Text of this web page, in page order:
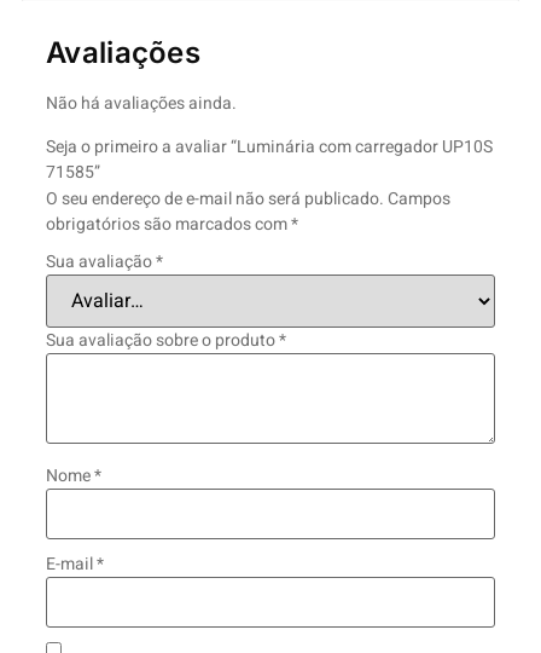
Avaliações
Não há avaliações ainda.
Seja o primeiro a avaliar “Luminária com carregador UP10S
71585”
O seu endereço de e-mail não será publicado.Campos
obrigatórios são marcados com*
Sua avaliação*
Sua avaliação sobre o produto*
Nome*
E-mail*